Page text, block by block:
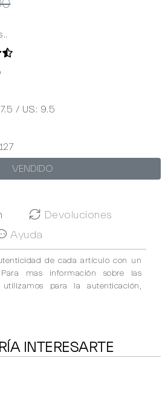
/ US: 9.5
VENDIDO
Devoluciones
Ayuda
de cada artículo con un
mas información sobre las
para la autenticación,
INTERESARTE